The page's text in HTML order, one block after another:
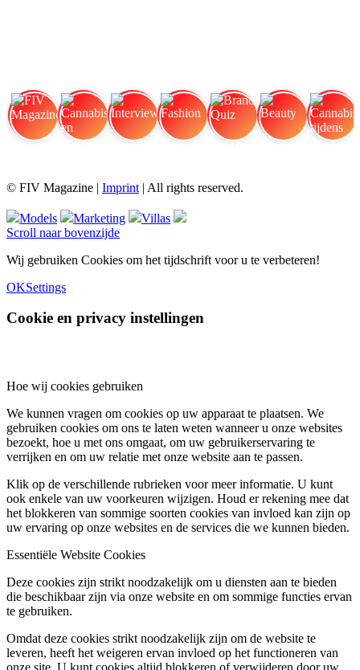
© FIV Magazine | Imprint | All rights reserved.
Models Marketing
Villas
Scroll naar bovenzijde
Wij gebruiken Cookies om het tijdschrift voor u te verbeteren!
OKSettings
Cookie en privacy instellingen
Hoe wij cookies gebruiken
We kunnen vragen om cookies op uw apparaat te plaatsen. We
gebruiken cookies om ons te laten weten wanneer u onze websites
bezoekt, hoe u met ons omgaat, om uw gebruikerservaring te
verrijken en om uw relatie met onze website aan te passen.
Klik op de verschillende rubrieken voor meer informatie. U kunt
ook enkele van uw voorkeuren wijzigen. Houd er rekening mee dat
het blokkeren van sommige soorten cookies van invloed kan zijn op
uw ervaring op onze websites en de services die we kunnen bieden.
Essentiële Website Cookies
Deze cookies zijn strikt noodzakelijk om u diensten aan te bieden
die beschikbaar zijn via onze website en om sommige functies ervan
te gebruiken.
Omdat deze cookies strikt noodzakelijk zijn om de website te
leveren, heeft het weigeren ervan invloed op het functioneren van